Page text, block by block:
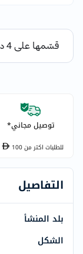
توصيل مجاني*
للطلبات اكتر من100
التفاصيل
بلد المنشأ
الشكل